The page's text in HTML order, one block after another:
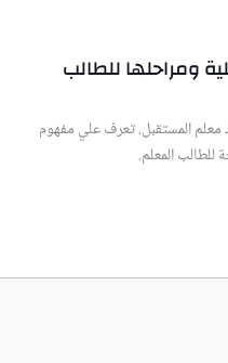
ومراحلها للطالب
معلم المستقبل. تعرف علي مفهوم
للطالب المعلم.